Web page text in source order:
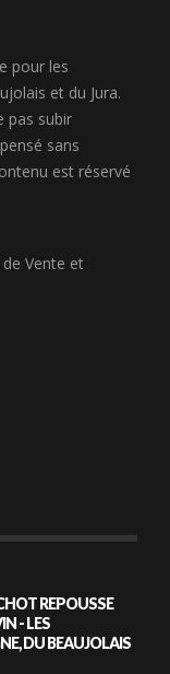
pour les
et du Jura.
pas subir
sans
est réservé
Vente et
REPOUSSE
- LES
DU BEAUJOLAIS